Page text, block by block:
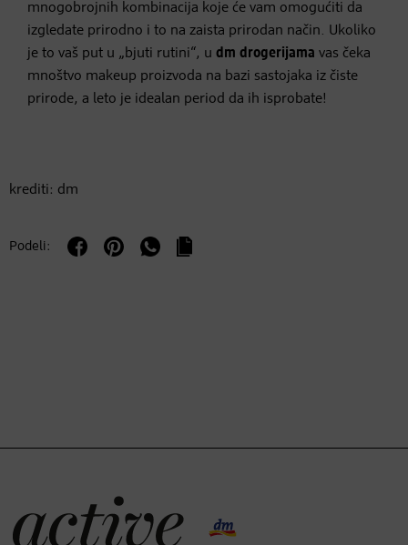
mnogobrojnih kombinacija koje će vam omogućiti da
izgledate prirodno i to na zaista prirodan način. Ukoliko
je to vaš put u „bjuti rutini“, u dm drogerijama vas čeka
mnoštvo makeup proizvoda na bazi sastojaka iz čiste
prirode, a leto je idealan period da ih isprobate!
krediti: dm
Podeli: